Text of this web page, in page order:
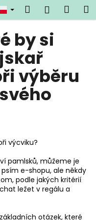
Hledat
by si
výběru
výcviku?
pamlsků, můžeme je
e-shopu, ale někdy
podle jakých kritérií
ležet v regálu a
otázek, které